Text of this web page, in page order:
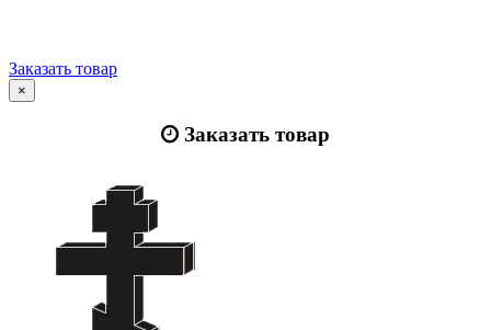
Заказать товар
×
Заказать товар